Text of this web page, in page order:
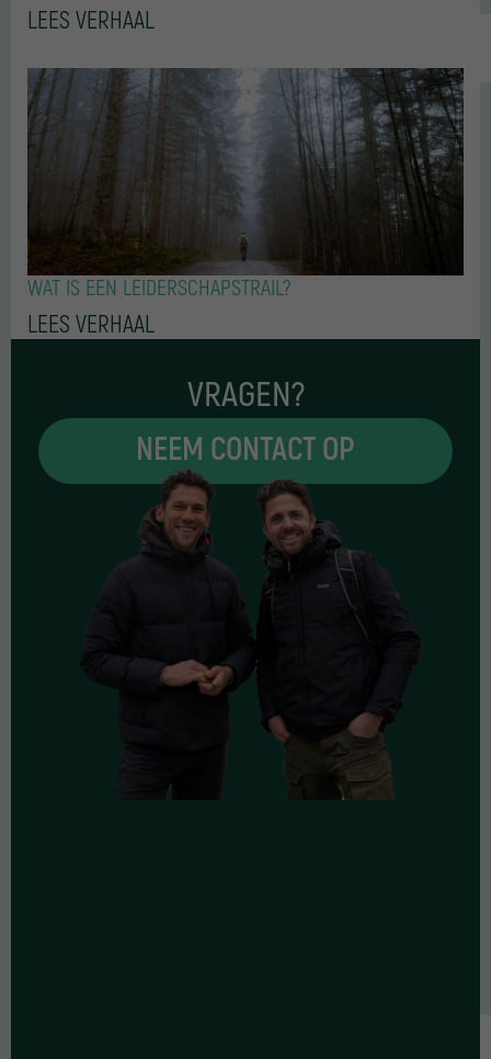
LEES VERHAAL
WAT IS EEN LEIDERSCHAPSTRAIL?
LEES VERHAAL
VRAGEN?
NEEM CONTACT OP